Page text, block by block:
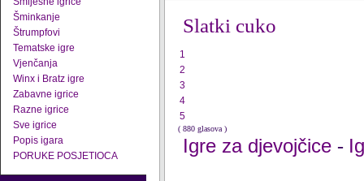
Šminkanje
Štrumpfovi
Tematske igre
Vjenčanja
Winx i Bratz igre
Zabavne igrice
Razne igrice
Sve igrice
Popis igara
PORUKE POSJETIOCA
Slatki cuko
1
2
3
4
5
( 880 glasova )
Igre za djevojčice -